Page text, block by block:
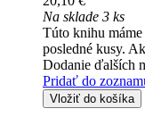
Na sklade 3 ks
Túto knihu máme
posledné kusy.
Dodanie ďalších
Pridať do
Vložiť do košíka